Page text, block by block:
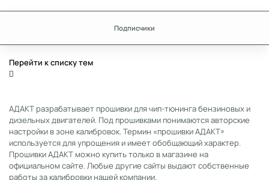
Подписчики
Перейти к списку тем
АДАКТ разрабатывает прошивки для чип-тюнинга бензиновых и
дизельных двигателей. Под прошивками понимаются авторские
настройки в зоне калибровок. Термин «прошивки АДАКТ»
используется для упрощения и имеет обобщающий характер.
Прошивки АДАКТ можно купить только в магазине на
официальном сайте. Любые другие сайты выдают собственные
работы за калибровки нашей компании.